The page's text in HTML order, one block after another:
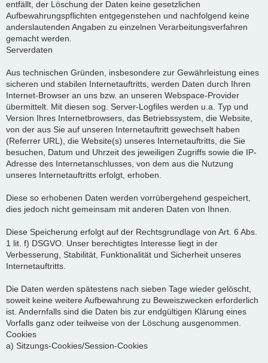
entfällt, der Löschung der Daten keine gesetzlichen
Aufbewahrungspflichten entgegenstehen und nachfolgend keine
anderslautenden Angaben zu einzelnen Verarbeitungsverfahren
gemacht werden.
Serverdaten
Aus technischen Gründen, insbesondere zur Gewährleistung eines
sicheren und stabilen Internetauftritts, werden Daten durch Ihren
Internet-Browser an uns bzw. an unseren Webspace-Provider
übermittelt. Mit diesen sog. Server-Logfiles werden u.a. Typ und
Version Ihres Internetbrowsers, das Betriebssystem, die Website,
von der aus Sie auf unseren Internetauftritt gewechselt haben
(Referrer URL), die Website(s) unseres Internetauftritts, die Sie
besuchen, Datum und Uhrzeit des jeweiligen Zugriffs sowie die IP-
Adresse des Internetanschlusses, von dem aus die Nutzung
unseres Internetauftritts erfolgt, erhoben.
Diese so erhobenen Daten werden vorrübergehend gespeichert,
dies jedoch nicht gemeinsam mit anderen Daten von Ihnen.
Diese Speicherung erfolgt auf der Rechtsgrundlage von Art. 6 Abs.
1 lit. f) DSGVO. Unser berechtigtes Interesse liegt in der
Verbesserung, Stabilität, Funktionalität und Sicherheit unseres
Internetauftritts.
Die Daten werden spätestens nach sieben Tage wieder gelöscht,
soweit keine weitere Aufbewahrung zu Beweiszwecken erforderlich
ist. Andernfalls sind die Daten bis zur endgültigen Klärung eines
Vorfalls ganz oder teilweise von der Löschung ausgenommen.
Cookies
a) Sitzungs-Cookies/Session-Cookies